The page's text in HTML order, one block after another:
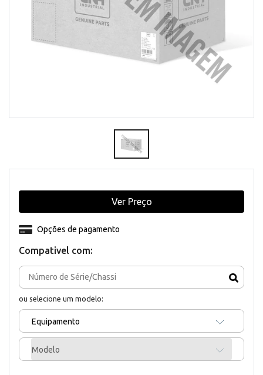
Compativel com:
ou selecione um modelo:
Equipamento
Modelo
Opções de pagamento
Ver Preço